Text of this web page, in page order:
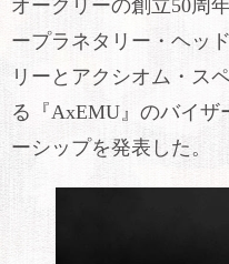
オークリーの創立50周
ープラネタリー・ヘッ
リーとアクシオム・ス
る『AxEMU』のバイザ
ーシップを発表した。